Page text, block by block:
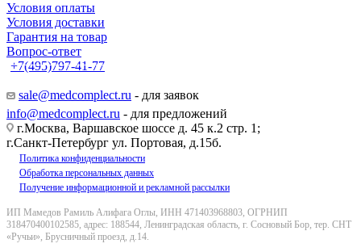
Условия оплаты
Условия доставки
Гарантия на товар
Вопрос-ответ
+7(495)797-41-77
sale@medcomplect.ru - для заявок
info@medcomplect.ru - для предложений
г.Москва, Варшавское шоссе д. 45 к.2 стр. 1;
г.Санкт-Петербург ул. Портовая, д.15б.
Политика конфиденциальности
Обработка персональных данных
Получение информационной и рекламной рассылки
ИП Мамедов Рамиль Алифага Оглы, ИНН 471403968803, ОГРНИП
318470400102585, адрес: 188544, Ленинградская область, г. Сосновый Бор, тер. СНТ
«Ручьи», Брусничный проезд, д.14.